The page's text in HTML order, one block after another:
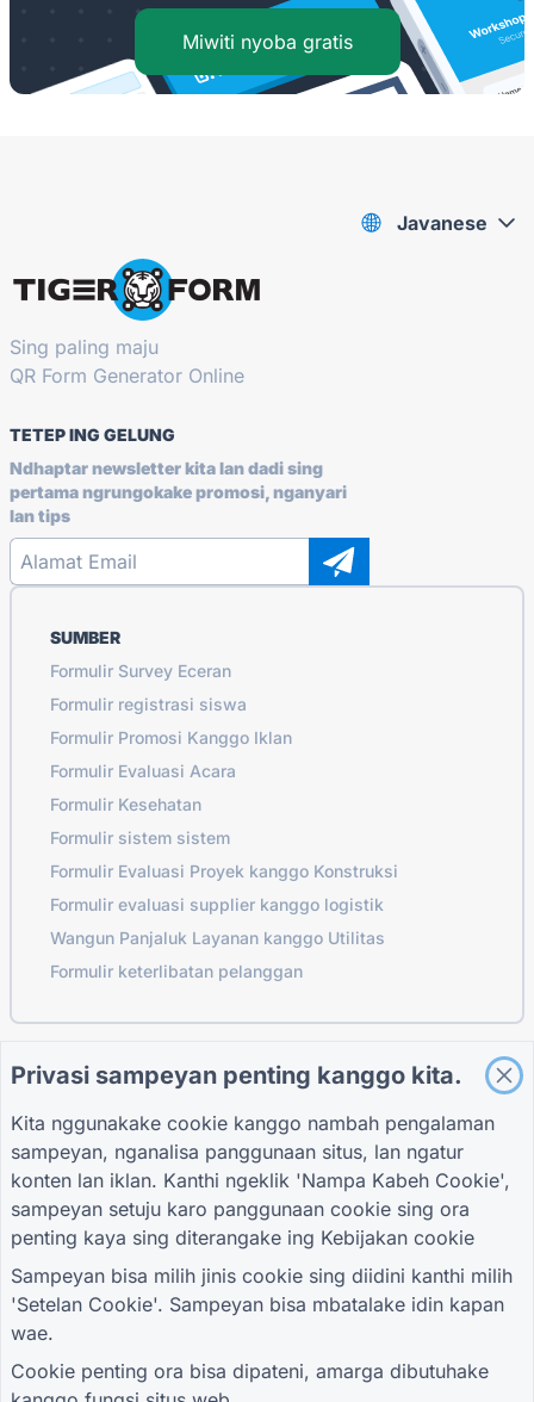
Miwiti nyoba gratis
Sing paling maju
QR Form Generator Online
TETEP ING GELUNG
Ndhaptar newsletter kita lan dadi sing
pertama ngrungokake promosi, nganyari
lan tips
SUMBER
Formulir Survey Eceran
Formulir registrasi siswa
Formulir Promosi Kanggo Iklan
Formulir Evaluasi Acara
Formulir Kesehatan
Formulir sistem sistem
Formulir Evaluasi Proyek kanggo Konstruksi
Formulir evaluasi supplier kanggo logistik
Wangun Panjaluk Layanan kanggo Utilitas
Formulir keterlibatan pelanggan
GABUNG KARO KOMUNITAS
PANDHUAN
Blog
TIGER FORM
Pandhuan
PERUSAHAAN
Hubungi kita
SARAT
Kebijakan Privasi
Setelan Cookie
Javanese
Privasi sampeyan penting kanggo kita.
Kita nggunakake cookie kanggo nambah pengalaman
sampeyan, nganalisa panggunaan situs, lan ngatur
konten lan iklan. Kanthi ngeklik 'Nampa Kabeh Cookie',
sampeyan setuju karo panggunaan cookie sing ora
penting kaya sing diterangake ing Kebijakan cookie
Sampeyan bisa milih jinis cookie sing diidini kanthi milih
'Setelan Cookie'. Sampeyan bisa mbatalake idin kapan
wae.
Cookie penting ora bisa dipateni, amarga dibutuhake